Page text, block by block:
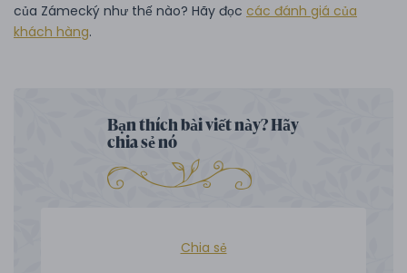
của Zámecký như thế nào? Hãy đọc các đánh giá của
khách hàng.
Bạn thích bài viết này? Hãy
chia sẻ nó
Chia sẻ